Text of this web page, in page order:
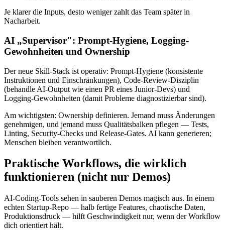
Je klarer die Inputs, desto weniger zahlt das Team später in
Nacharbeit.
AI „Supervisor": Prompt-Hygiene, Logging-
Gewohnheiten und Ownership
Der neue Skill-Stack ist operativ: Prompt-Hygiene (konsistente
Instruktionen und Einschränkungen), Code-Review-Disziplin
(behandle AI-Output wie einen PR eines Junior-Devs) und
Logging-Gewohnheiten (damit Probleme diagnostizierbar sind).
Am wichtigsten: Ownership definieren. Jemand muss Änderungen
genehmigen, und jemand muss Qualitätsbalken pflegen — Tests,
Linting, Security-Checks und Release-Gates. AI kann generieren;
Menschen bleiben verantwortlich.
Praktische Workflows, die wirklich
funktionieren (nicht nur Demos)
AI-Coding-Tools sehen in sauberen Demos magisch aus. In einem
echten Startup-Repo — halb fertige Features, chaotische Daten,
Produktionsdruck — hilft Geschwindigkeit nur, wenn der Workflow
dich orientiert hält.